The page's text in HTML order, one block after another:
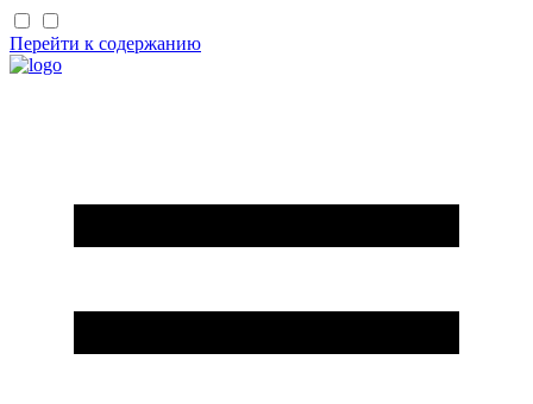
Перейти к содержанию